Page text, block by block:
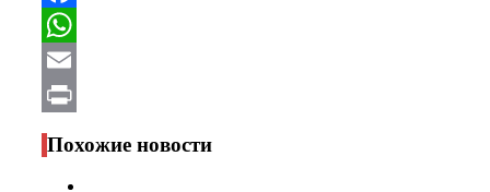
Facebook
WhatsApp
Email
Print
Похожие новости